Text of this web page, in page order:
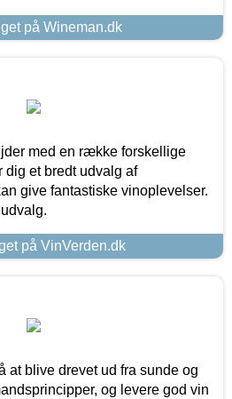
på Wineman.dk
med en række forskellige
dig et bredt udvalg af
give fantastiske vinoplevelser.
på VinVerden.dk
at blive drevet ud fra sunde og
og levere god vin